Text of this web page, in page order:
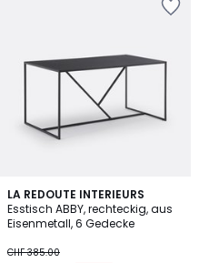
LA REDOUTE INTERIEURS
Esstisch ABBY, rechteckig, aus
Eisenmetall, 6 Gedecke
CHF 385.00
5
/
5